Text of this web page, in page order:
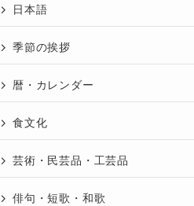
日本語
季節の挨拶
暦・カレンダー
食文化
芸術・民芸品・工芸品
俳句・短歌・和歌